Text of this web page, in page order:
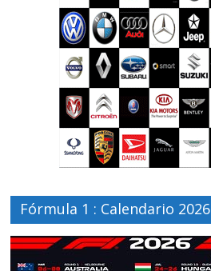
Fórmula 1 : Calendario 2026